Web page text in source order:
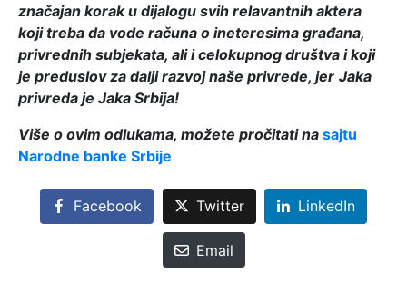
značajan korak u dijalogu svih relavantnih aktera
koji treba da vode računa o ineteresima građana,
privrednih subjekata, ali i celokupnog društva i koji
je preduslov za dalji razvoj naše privrede, jer Jaka
privreda je Jaka Srbija!
Više o ovim odlukama, možete pročitati na sajtu
Narodne banke Srbije
Facebook Twitter LinkedIn
Email